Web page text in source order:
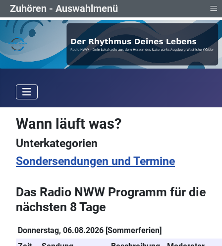
Wann läuft was?
Unterkategorien
Sondersendungen und Termine
Das Radio NWW Programm für die
nächsten 8 Tage
Donnerstag, 06.08.2026 [Sommerferien]
Zuhören - Auswahlmenü ≡